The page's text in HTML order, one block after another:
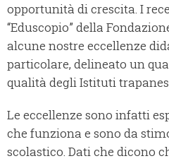
opportunità di crescita. I
“Eduscopio” della
alcune nostre eccellenze
particolare, delineato un
qualità degli Istituti
Le eccellenze sono infatti
che funziona e sono da
scolastico. Dati che dicono